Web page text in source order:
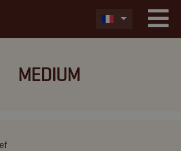
MEDIUM